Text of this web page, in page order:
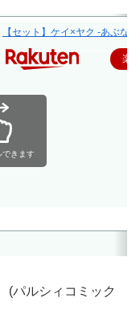
【セット】ケイ×ヤク -あぶ
楽
できます
パルシィコミック